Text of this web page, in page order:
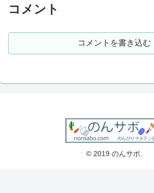
コメント
コメントを書き込む
© 2019 のんサボ.